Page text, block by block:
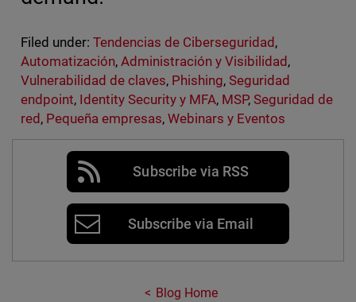
Filed under: Tendencias de Ciberseguridad ,
Automatización, Administración y Visibilidad ,
Vulnerabilidad de claves, Phishing,Seguridad
endpoint, Identity Security y MFA, MSP,Seguridad de
red , Pequeña empresas, Webinars y Eventos
Subscribe via RSS
Subscribe via Email
Blog Home